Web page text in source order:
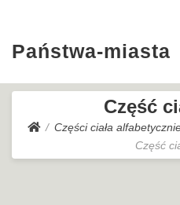
Państwa-miasta
Część
Części ciała
Część